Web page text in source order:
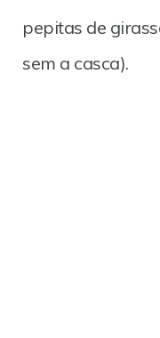
pepitas de
sem a casca).